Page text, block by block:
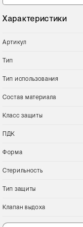
Характеристики
Артикул
Тип
Тип использования
Состав материала
Класс защиты
ПДК
Форма
Стерильность
Тип защиты
Клапан выдоха